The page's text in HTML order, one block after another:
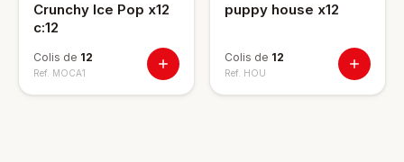
Crunchy Ice Pop x12
c:12
Colis de 12
Ref. MOCA1
puppy house x12
Colis de 12
Ref. HOU